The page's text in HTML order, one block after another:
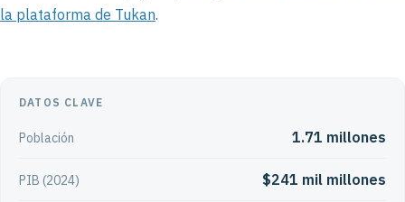
la plataforma de Tukan.
DATOS CLAVE
Población 1.71 millones
PIB (2024) $241 mil millones